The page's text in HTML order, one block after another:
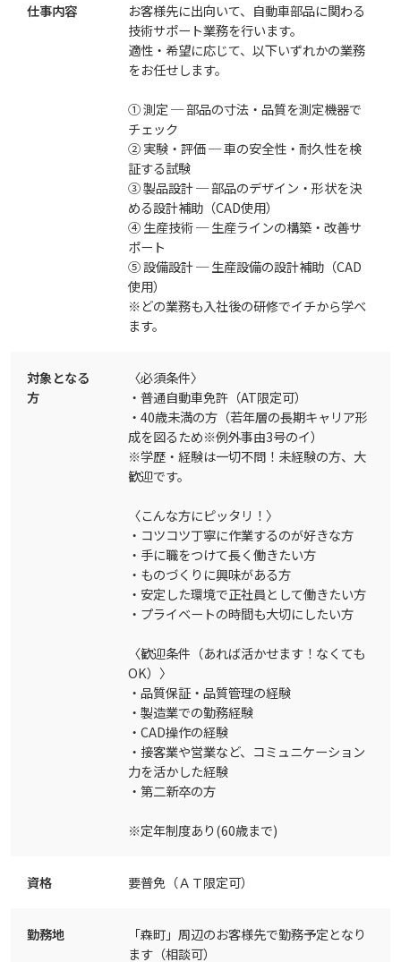
仕事内容
お客様先に出向いて、自動車部品に関わる
技術サポート業務を行います。
適性・希望に応じて、以下いずれかの業務
をお任せします。
① 測定 ─ 部品の寸法・品質を測定機器で
チェック
② 実験・評価 ─ 車の安全性・耐久性を検
証する試験
③ 製品設計 ─ 部品のデザイン・形状を決
める設計補助（CAD使用）
④ 生産技術 ─ 生産ラインの構築・改善サ
ポート
⑤ 設備設計 ─ 生産設備の設計補助（CAD
使用）
※どの業務も入社後の研修でイチから学べ
ます。
対象となる
方
〈必須条件〉
・普通自動車免許（AT限定可）
・40歳未満の方（若年層の長期キャリア形
成を図るため※例外事由3号のイ）
※学歴・経験は一切不問！未経験の方、大
歓迎です。
〈こんな方にピッタリ！〉
・コツコツ丁寧に作業するのが好きな方
・手に職をつけて長く働きたい方
・ものづくりに興味がある方
・安定した環境で正社員として働きたい方
・プライベートの時間も大切にしたい方
〈歓迎条件（あれば活かせます！なくても
OK）〉
・品質保証・品質管理の経験
・製造業での勤務経験
・CAD操作の経験
・接客業や営業など、コミュニケーション
力を活かした経験
・第二新卒の方
※定年制度あり(60歳まで)
資格 要普免（ＡＴ限定可）
勤務地
「森町」周辺のお客様先で勤務予定となり
ます（相談可）